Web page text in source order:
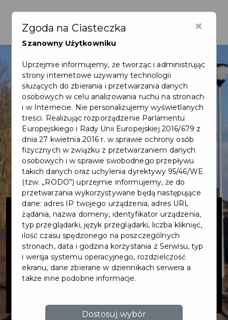
Budowa
chodnika
wzdłuż ul.
Kopernika
×
Zgoda na Ciasteczka
Szanowny Użytkowniku
Uprzejmie informujemy, że tworząc i administrując
strony internetowe używamy technologii
służących do zbierania i przetwarzania danych
osobowych w celu analizowania ruchu na stronach
i w Internecie. Nie personalizujemy wyświetlanych
treści. Realizując rozporządzenie Parlamentu
Europejskiego i Rady Unii Europejskiej 2016/679 z
dnia 27 kwietnia 2016 r. w sprawie ochrony osób
fizycznych w związku z przetwarzaniem danych
osobowych i w sprawie swobodnego przepływu
takich danych oraz uchylenia dyrektywy 95/46/WE
(tzw. „RODO”) uprzejmie informujemy, że do
przetwarzania wykorzystywane będą następujące
dane: adres IP twojego urządzenia, adres URL
żądania, nazwa domeny, identyfikator urządzenia,
typ przeglądarki, język przeglądarki, liczba kliknięć,
ilość czasu spędzonego na poszczególnych
stronach, data i godzina korzystania z Serwisu, typ
i wersja systemu operacyjnego, rozdzielczość
ekranu, dane zbierane w dziennikach serwera a
także inne podobne informacje.
Dostosuj wybór